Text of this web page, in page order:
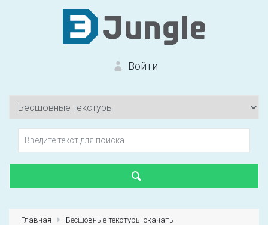
Войти
Вход на сайт
Главная
Бесшовные текстуры скачать